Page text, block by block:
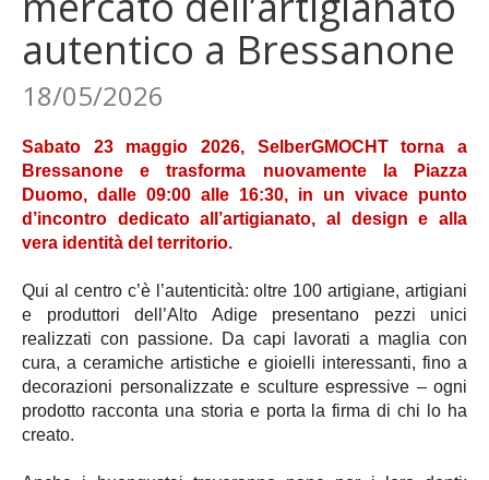
autentico a Bressanone
18/05/2026
Sabato 23 maggio 2026, SelberGMOCHT torna a
Bressanone e trasforma nuovamente la Piazza
Duomo, dalle 09:00 alle 16:30, in un vivace punto
d’incontro dedicato all’artigianato, al design e alla
vera identità del territorio.
Qui al centro c’è l’autenticità: oltre 100 artigiane, artigiani
e produttori dell’Alto Adige presentano pezzi unici
realizzati con passione. Da capi lavorati a maglia con
cura, a ceramiche artistiche e gioielli interessanti, fino a
decorazioni personalizzate e sculture espressive – ogni
prodotto racconta una storia e porta la firma di chi lo ha
creato.